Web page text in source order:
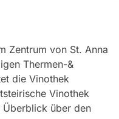
Zentrum von St. Anna
Thermen-&
die Vinothek
Vinothek
Überblick über den